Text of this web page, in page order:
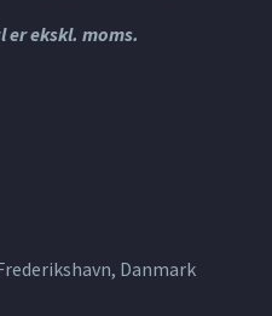
er ekskl. moms.
Danmark